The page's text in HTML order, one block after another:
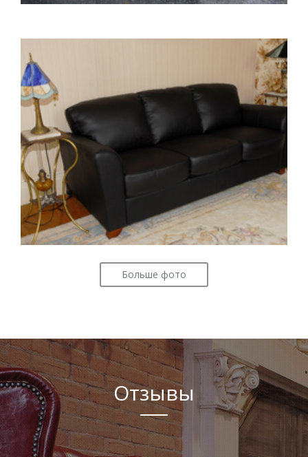
Больше фото
Отзывы